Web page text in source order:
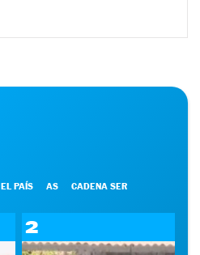
EL PAÍS AS CADENA SER
2